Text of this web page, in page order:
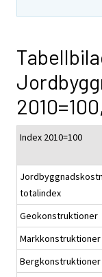
Index 2010=100
totalindex
Geokonstruktioner
Markkonstruktioner
Bergkonstruktioner